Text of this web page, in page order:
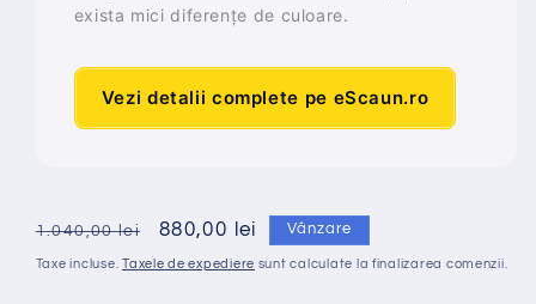
exista mici diferențe de culoare.
Vezi detalii complete pe eScaun.ro
Preț
obișnuit
1.040,00 lei
Preț
redus
880,00 lei Vânzare
Taxe incluse.Taxele de expediere sunt calculate la finalizarea comenzii.